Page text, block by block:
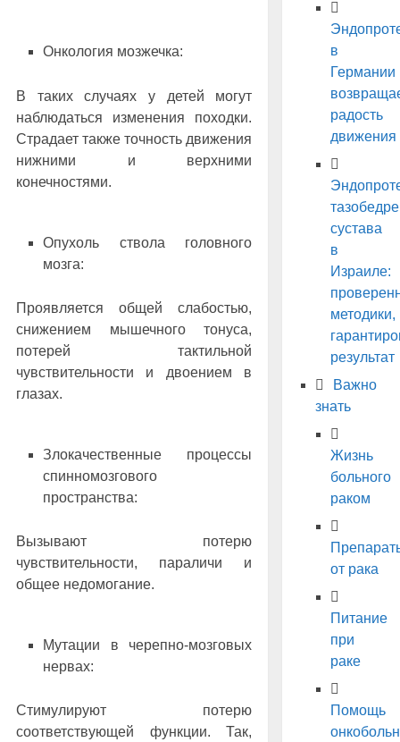
Онкология мозжечка:
В таких случаях у детей могут
наблюдаться изменения походки.
Страдает также точность движения
нижними и верхними
конечностями.
Опухоль ствола головного
мозга:
Проявляется общей слабостью,
снижением мышечного тонуса,
потерей тактильной
чувствительности и двоением в
глазах.
Злокачественные процессы
спинномозгового
пространства:
Вызывают потерю
чувствительности, параличи и
общее недомогание.
Мутации в черепно-мозговых
нервах:
Стимулируют потерю
соответствующей функции. Так,
в
Германии
радость
движения
сустава
в
Израиле:
методики,
результат
Важно
знать
Жизнь
больного
раком
от рака
Питание
при
раке
Помощь